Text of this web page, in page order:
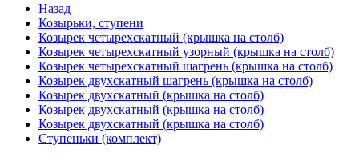
Назад
Козырьки, ступени
Козырек четырехскатный (крышка на столб)
Козырек четырехскатный узорный (крышка на столб)
Козырек четырехскатный шагрень (крышка на столб)
Козырек двухскатный шагрень (крышка на столб)
Козырек двухскатный (крышка на столб)
Козырек двухскатный (крышка на столб)
Козырек двухскатный (крышка на столб)
Ступеньки (комплект)